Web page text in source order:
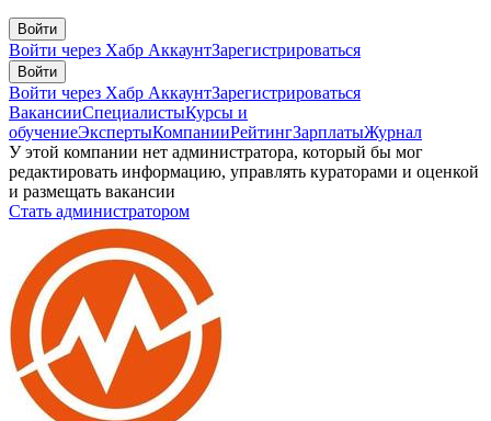
Войти
Войти через Хабр АккаунтЗарегистрироваться
Войти
Войти через Хабр АккаунтЗарегистрироваться
ВакансииСпециалистыКурсы и
обучениеЭкспертыКомпанииРейтингЗарплатыЖурнал
У этой компании нет администратора, который бы мог
редактировать информацию, управлять кураторами и оценкой
и размещать вакансии
Стать администратором